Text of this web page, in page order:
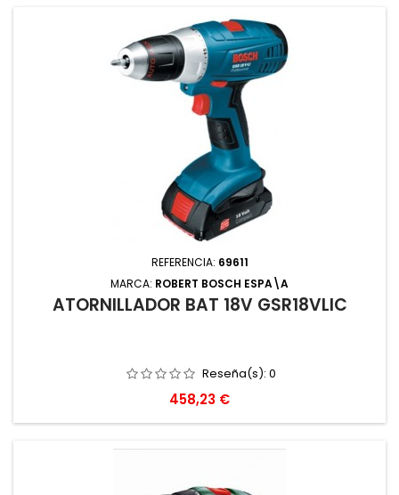
REFERENCIA: 69611
MARCA: ROBERT BOSCH ESPA\A
ATORNILLADOR BAT 18V GSR18VLIC
Reseña(s): 0
Precio
458,23 €